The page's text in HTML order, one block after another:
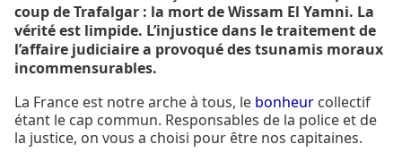
coup de Trafalgar : la mort de Wissam El Yamni. La
vérité est limpide. L’injustice dans le traitement de
l’affaire judiciaire a provoqué des tsunamis moraux
incommensurables.
La France est notre arche à tous, le bonheur collectif
étant le cap commun. Responsables de la police et de
la justice, on vous a choisi pour être nos capitaines.